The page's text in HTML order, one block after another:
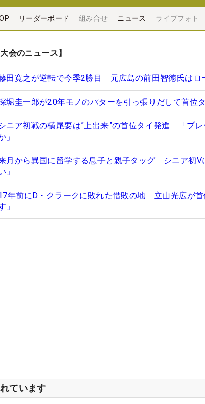
リーダーボード 組み合せ ニュース ライブフォト
大会のニュース】
田寛之が逆転で今季2勝目 元広島の前田智徳氏はロ
堀圭一郎が20年モノのパターを引っ張りだして首位
ニア初戦の横尾要は”上出来”の首位タイ発進 「プ
」
月から異国に留学する息子と親子タッグ シニア初V
」
年前にD・クラークに敗れた惜敗の地 立山光広が首
」
ています